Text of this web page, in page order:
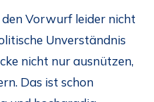
den Vorwurf leider nicht
Unverständnis
nicht nur ausnützen,
Das ist schon